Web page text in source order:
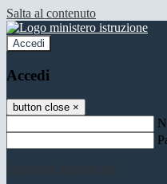
Salta al contenuto
Accedi
Accedi
button close ×